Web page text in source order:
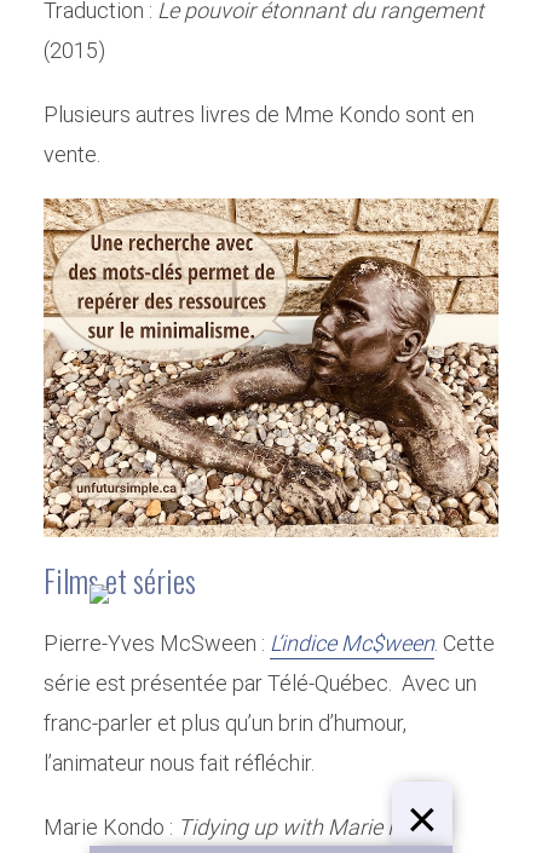
Traduction : Le pouvoir étonnant du rangement
(2015)
Plusieurs autres livres de Mme Kondo sont en
vente.
Films et séries
Pierre-Yves McSween : L’indice Mc$ween. Cette
série est présentée par Télé-Québec. Avec un
franc-parler et plus qu’un brin d’humour,
l’animateur nous fait réfléchir.
Marie Kondo : Tidying up with Marie Kondo
×